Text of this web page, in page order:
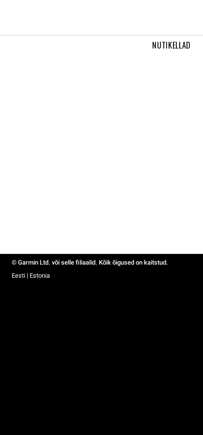
NUTIKELLAD
© Garmin Ltd. või selle filiaalid. Kõik õigused on kaitstud.
Eesti | Estonia